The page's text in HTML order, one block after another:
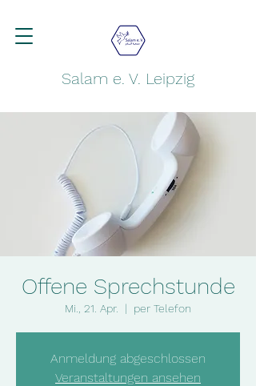
Salam e. V. Leipzig
Offene Sprechstunde
Mi., 21. Apr.
  |
per Telefon
Anmeldung abgeschlossen
Veranstaltungen ansehen